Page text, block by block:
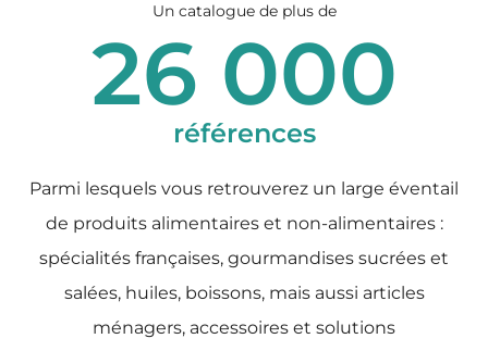
Un catalogue de plus de
26 000
références
Parmi lesquels vous retrouverez un large éventail
de produits alimentaires et non-alimentaires :
spécialités françaises, gourmandises sucrées et
salées, huiles, boissons, mais aussi articles
ménagers, accessoires et solutions